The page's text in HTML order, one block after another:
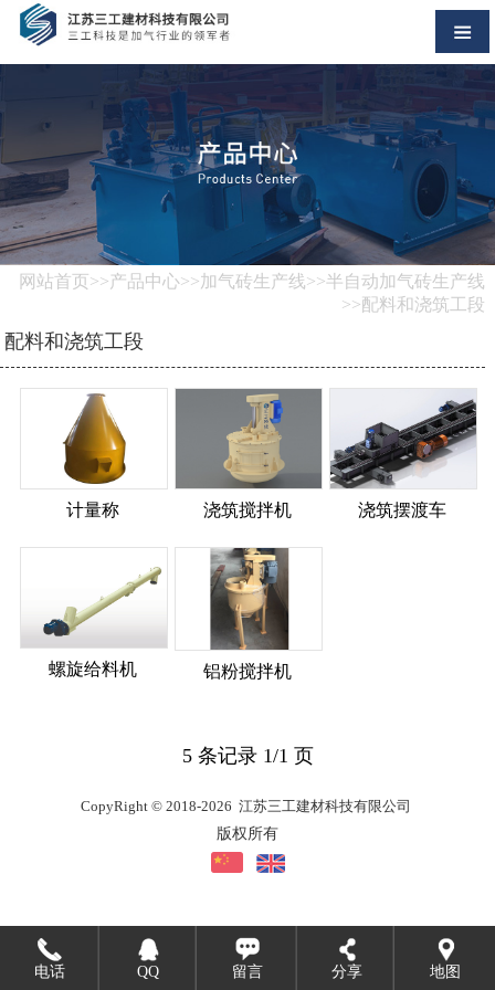
网站首页>>产品中心>>加气砖生产线>>半自动加气砖生产线
>>配料和浇筑工段
配料和浇筑工段
计量称 浇筑搅拌机 浇筑摆渡车
螺旋给料机 铝粉搅拌机
5 条记录 1/1 页
CopyRight © 2018-2026 江苏三工建材科技有限公司
版权所有
电话 QQ 留言 分享 地图